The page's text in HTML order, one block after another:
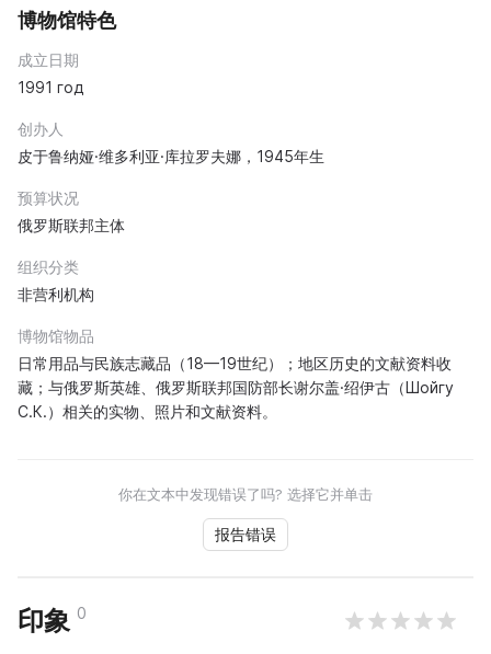
博物馆特色
成立日期
1991 год
创办人
皮于鲁纳娅·维多利亚·库拉罗夫娜，1945年生
预算状况
俄罗斯联邦主体
组织分类
非营利机构
博物馆物品
日常用品与民族志藏品（18—19世纪）；地区历史的文献资料收
藏；与俄罗斯英雄、俄罗斯联邦国防部长谢尔盖·绍伊古（Шойгу
С.К.）相关的实物、照片和文献资料。
你在文本中发现错误了吗? 选择它并单击
报告错误
印象 0